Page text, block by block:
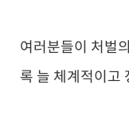
여러분들이 처벌
록 늘 체계적이고